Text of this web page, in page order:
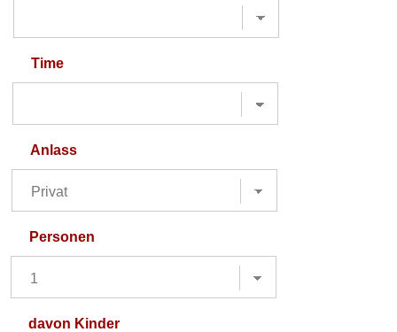
Time
Anlass
Personen
davon Kinder